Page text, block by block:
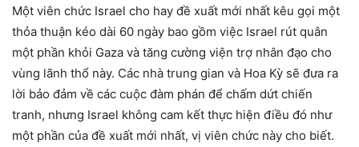
Một viên chức Israel cho hay đề xuất mới nhất kêu gọi một
thỏa thuận kéo dài 60 ngày bao gồm việc Israel rút quân
một phần khỏi Gaza và tăng cường viện trợ nhân đạo cho
vùng lãnh thổ này. Các nhà trung gian và Hoa Kỳ sẽ đưa ra
lời bảo đảm về các cuộc đàm phán để chấm dứt chiến
tranh, nhưng Israel không cam kết thực hiện điều đó như
một phần của đề xuất mới nhất, vị viên chức này cho biết.